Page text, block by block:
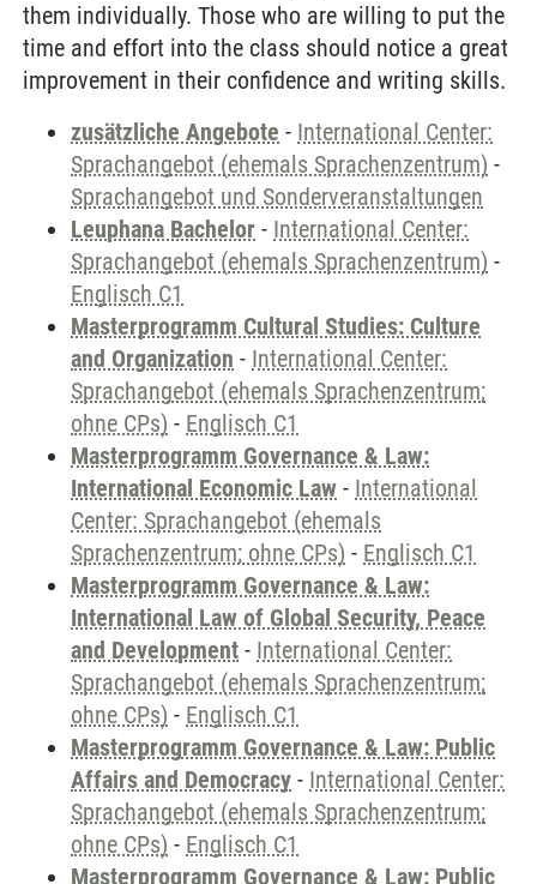
them individually. Those who are willing to put the
time and effort into the class should notice a great
improvement in their confidence and writing skills.
zusätzliche Angebote - International Center:
Sprachangebot (ehemals Sprachenzentrum) -
Sprachangebot und Sonderveranstaltungen
Leuphana Bachelor - International Center:
Sprachangebot (ehemals Sprachenzentrum) -
Englisch C1
Masterprogramm Cultural Studies: Culture
and Organization - International Center:
Sprachangebot (ehemals Sprachenzentrum;
ohne CPs) - Englisch C1
Masterprogramm Governance & Law:
International Economic Law - International
Center: Sprachangebot (ehemals
Sprachenzentrum; ohne CPs) - Englisch C1
Masterprogramm Governance & Law:
International Law of Global Security, Peace
and Development - International Center:
Sprachangebot (ehemals Sprachenzentrum;
ohne CPs) - Englisch C1
Masterprogramm Governance & Law: Public
Affairs and Democracy - International Center:
Sprachangebot (ehemals Sprachenzentrum;
ohne CPs) - Englisch C1
Masterprogramm Governance & Law: Public